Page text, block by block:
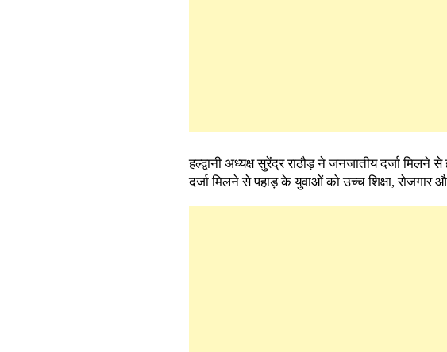
हल्द्वानी अध्यक्ष सुरेंद्र राठौड़ ने जनजातीय दर्जा मिलने
दर्जा मिलने से पहाड़ के युवाओं को उच्च शिक्षा, रोजगार